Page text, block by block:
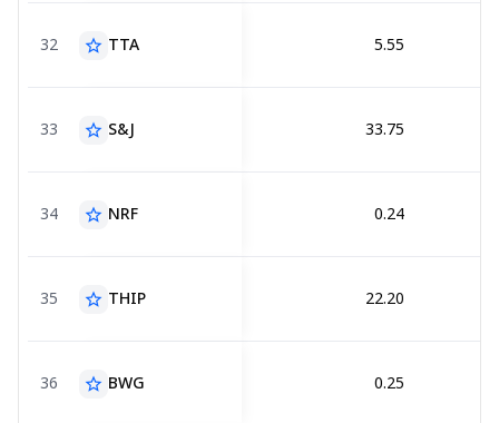
32 star_border TTA 5.55
33 star_border S&J 33.75
34 star_border NRF 0.24
35 star_border THIP 22.20
36 star_border BWG 0.25